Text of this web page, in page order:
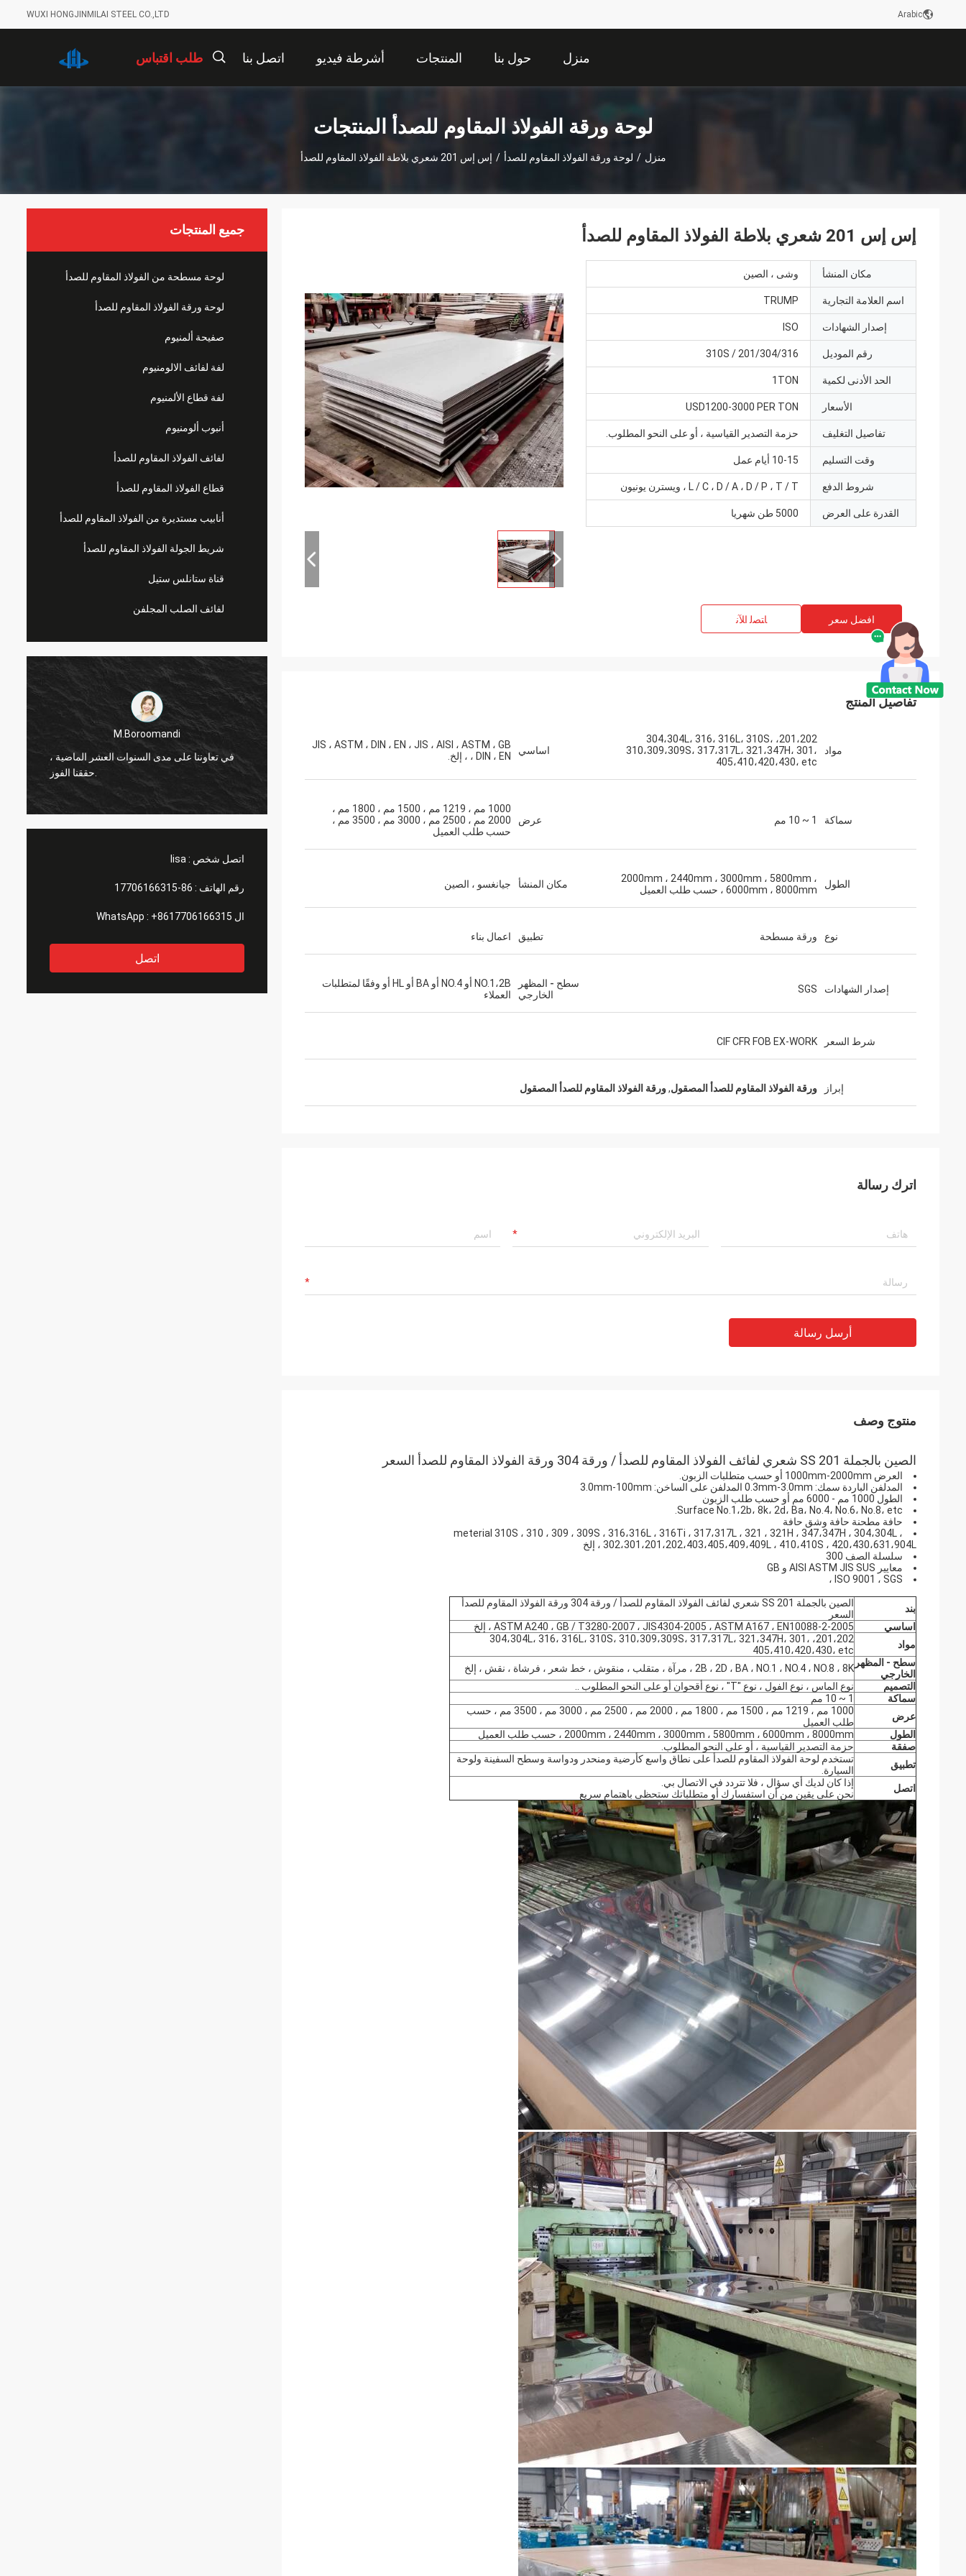
WUXI HONGJINMILAI STEEL CO.,LTD Arabic
منزل حول بنا المنتجات أشرطة فيديو اتصل بنا طلب اقتباس
لوحة ورقة الفولاذ المقاوم للصدأ المنتجات
منزل / لوحة ورقة الفولاذ المقاوم للصدأ / إس إس 201 شعري بلاطة الفولاذ المقاوم للصدأ
جميع المنتجات
لوحة مسطحة من الفولاذ المقاوم للصدأ
لوحة ورقة الفولاذ المقاوم للصدأ
صفيحة ألمنيوم
لفة لفائف الالومنيوم
لفة قطاع الألمنيوم
أنبوب ألومنيوم
لفائف الفولاذ المقاوم للصدأ
قطاع الفولاذ المقاوم للصدأ
أنابيب مستديرة من الفولاذ المقاوم للصدأ
شريط الجولة الفولاذ المقاوم للصدأ
قناة ستانلس ستيل
لفائف الصلب المجلفن
M.Boroomandi
في تعاوننا على مدى السنوات العشر الماضية ،
حققنا الفوز.
في تعاوننا على مدى السنوات العشر الماضية ،
اتصل شخص : lisa
رقم الهاتف : 86-17706166315
ال WhatsApp : +8617706166315
اتصل
إس إس 201 شعري بلاطة الفولاذ المقاوم للصدأ
مكان المنشأ وشى ، الصين
اسم العلامة التجارية TRUMP
إصدار الشهادات ISO
رقم الموديل 201/304/316 / 310S
الحد الأدنى لكمية 1TON
الأسعار USD1200-3000 PER TON
تفاصيل التغليف حزمة التصدير القياسية ، أو على النحو المطلوب.
وقت التسليم 10-15 أيام عمل
شروط الدفع L / C ، D / A ، D / P ، T / T ، ويسترن يونيون
القدرة على العرض 5000 طن شهريا
افضل سعر ﺎﺘﺼﻟ ﺍﻶﻧ
تفاصيل المنتج
مواد
201،202، 304،304L، 316، 316L، 310S،
310،309،309S، 317،317L، 321،347H، 301،
405،410،420،430، etc
اساسي
JIS ، ASTM ، DIN ، EN ، JIS ، AISI ، ASTM ، GB
، DIN ، EN ، إلخ.
سماكة 1 ~ 10 مم عرض
1000 مم ، 1219 مم ، 1500 مم ، 1800 مم ،
2000 مم ، 2500 مم ، 3000 مم ، 3500 مم ،
حسب طلب العميل
الطول
2000mm ، 2440mm ، 3000mm ، 5800mm ،
6000mm ، 8000mm ، حسب طلب العميل
مكان المنشأ جيانغسو ، الصين
نوع ورقة مسطحة تطبيق اعمال بناء
إصدار الشهادات SGS
سطح - المظهر
الخارجي
NO.1،2B أو NO.4 أو BA أو HL أو وفقًا لمتطلبات
العملاء
شرط السعر CIF CFR FOB EX-WORK
إبراز ورقة الفولاذ المقاوم للصدأ المصقول,ورقة الفولاذ المقاوم للصدأ المصقول
اترك رسالة
أرسل رسالة
منتوج وصف
الصين بالجملة SS 201 شعري لفائف الفولاذ المقاوم للصدأ / ورقة 304 ورقة الفولاذ المقاوم للصدأ السعر
العرض 1000mm-2000mm أو حسب متطلبات الزبون.
المدلفن الباردة سمك: 0.3mm-3.0mm المدلفن على الساخن: 3.0mm-100mm
الطول 1000 مم - 6000 مم أو حسب طلب الزبون
Surface No.1،2b، 8k، 2d، Ba، No.4، No.6، No.8، etc.
حافة مطحنة حافة وشق حافة
meterial 310S ، 310 ، 309 ، 309S ، 316،316L ، 316Ti ، 317،317L ، 321 ، 321H ، 347،347H ، 304،304L ،
302،301،201،202،403،405،409،409L ، 410،410S ، 420،430،631،904L ، إلخ
سلسلة الصف 300
معايير AISI ASTM JIS SUS و GB
ISO 9001 ، SGS ،
بند
الصين بالجملة SS 201 شعري لفائف الفولاذ المقاوم للصدأ / ورقة 304 ورقة الفولاذ المقاوم للصدأ
السعر
اساسي
ASTM A240 ، GB / T3280-2007 ، JIS4304-2005 ، ASTM A167 ، EN10088-2-2005 ، إلخ
مواد
201،202، 304،304L، 316، 316L، 310S، 310،309،309S، 317،317L، 321،347H، 301،
405،410،420،430، etc
سطح - المظهر
الخارجي
2B ، 2D ، BA ، NO.1 ، NO.4 ، NO.8 ، 8K ، مرآة ، متقلب ، منقوش ، خط شعر ، فرشاة ، نقش ، إلخ
التصميم
نوع الماس ، نوع الفول ، نوع "T" ، نوع أقحوان أو على النحو المطلوب ..
سماكة
1 ~ 10 مم
عرض
1000 مم ، 1219 مم ، 1500 مم ، 1800 مم ، 2000 مم ، 2500 مم ، 3000 مم ، 3500 مم ، حسب
طلب العميل
الطول
2000mm ، 2440mm ، 3000mm ، 5800mm ، 6000mm ، 8000mm ، حسب طلب العميل
صفقة
حزمة التصدير القياسية ، أو على النحو المطلوب.
تطبيق
تستخدم لوحة الفولاذ المقاوم للصدأ على نطاق واسع كأرضية ومنحدر ودواسة وسطح السفينة ولوحة
السيارة.
اتصل
إذا كان لديك أي سؤال ، فلا تتردد في الاتصال بي.
نحن على يقين من أن استفسارك أو متطلباتك ستحظى باهتمام سريع